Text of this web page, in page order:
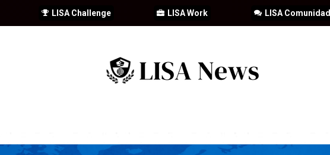
LISA Comunidad
LISA Work
LISA Challenge